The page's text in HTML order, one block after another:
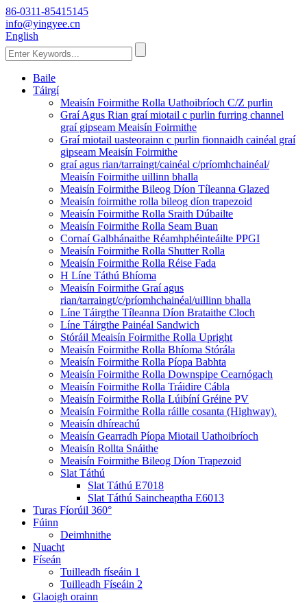
86-0311-85415145
info@yingyee.cn
English
Baile
Táirgí
Meaisín Foirmithe Rolla Uathoibríoch C/Z purlin
Graí Agus Rian graí miotail c purlin furring channel
graí gipseam Meaisín Foirmithe
Graí miotail uasteorainn c purlin fionnaidh cainéal graí
gipseam Meaisín Foirmithe
graí agus rian/tarraingt/cainéal c/príomhchainéal/
Meaisín Foirmithe uillinn bhalla
Meaisín Foirmithe Bileog Díon Tíleanna Glazed
Meaisín foirmithe rolla bileog díon trapezoid
Meaisín Foirmithe Rolla Sraith Dúbailte
Meaisín Foirmithe Rolla Seam Buan
Cornaí Galbhánaithe Réamhphéinteáilte PPGI
Meaisín Foirmithe Rolla Shutter Rolla
Meaisín Foirmithe Rolla Réise Fada
H Líne Táthú Bhíoma
Meaisín Foirmithe Graí agus
rian/tarraingt/c/príomhchainéal/uillinn bhalla
Líne Táirgthe Tíleanna Díon Brataithe Cloch
Líne Táirgthe Painéal Sandwich
Stóráil Meaisín Foirmithe Rolla Upright
Meaisín Foirmithe Rolla Bhíoma Stórála
Meaisín Foirmithe Rolla Píopa Babhta
Meaisín Foirmithe Rolla Downspipe Cearnógach
Meaisín Foirmithe Rolla Tráidire Cábla
Meaisín Foirmithe Rolla Lúibíní Gréine PV
Meaisín Foirmithe Rolla ráille cosanta (Highway).
Meaisín dhíreachú
Meaisín Gearradh Píopa Miotail Uathoibríoch
Meaisín Rollta Snáithe
Meaisín Foirmithe Bileog Díon Trapezoid
Slat Táthú
Slat Táthú E7018
Slat Táthú Saincheaptha E6013
Turas Fíorúil 360°
Fúinn
Deimhnithe
Nuacht
Físeán
Tuilleadh físeáin 1
Tuilleadh Físeáin 2
Glaoigh orainn